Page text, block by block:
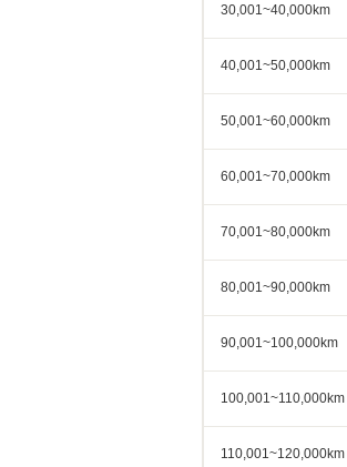
30,001~40,000km
40,001~50,000km
50,001~60,000km
60,001~70,000km
70,001~80,000km
80,001~90,000km
90,001~100,000km
100,001~110,000km
110,001~120,000km